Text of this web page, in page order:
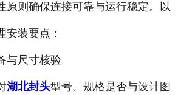
成功案例
原则确保连接可靠与运行稳定。以
安装要点：
尺寸核验
湖北封头型号、规格是否与设计图